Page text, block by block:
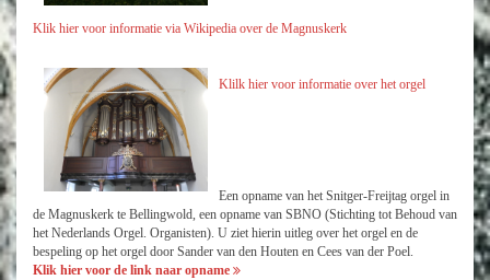
Klik hier voor informatie via Wikipedia over de Magnuskerk
Klilk hier voor informatie over het orgel
Een opname van het Snitger-Freijtag orgel in
de Magnuskerk te Bellingwold, een opname van SBNO (Stichting tot Behoud van
het Nederlands Orgel. Organisten). U ziet hierin uitleg over het orgel en de
bespeling op het orgel door Sander van den Houten en Cees van der Poel.
Klik hier voor de link naar opname